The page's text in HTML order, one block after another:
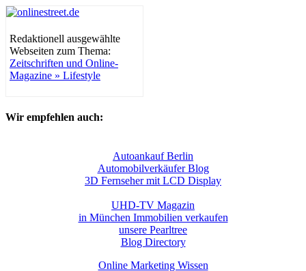
Redaktionell ausgewählte
Webseiten zum Thema:
Zeitschriften und Online-
Magazine » Lifestyle
Wir empfehlen auch:
Autoankauf Berlin
Automobilverkäufer Blog
3D Fernseher mit LCD Display
UHD-TV Magazin
in München Immobilien verkaufen
unsere Pearltree
Blog Directory
Online Marketing Wissen